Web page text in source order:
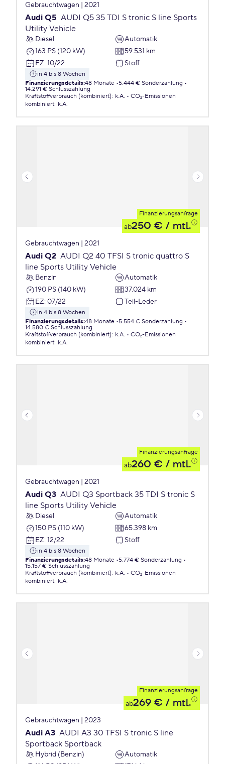
Gebrauchtwagen | 2021
Audi Q5 AUDI Q5 35 TDI S tronic S line Sports
Utility Vehicle
Diesel
Automatik
163 PS (120 kW)
59.531 km
EZ: 10/22 Stoff
in 4 bis 8 Wochen
Finanzierungsdetails:48 Monate 5.444 € Sonderzahlung
14.291 € Schlusszahlung
Kraftstoffverbrauch (kombiniert): k.A.
CO₂-Emissionen
kombiniert: k.A.
Finanzierungsanfrage
ab250 € / mtl.
Gebrauchtwagen | 2021
Audi Q2 AUDI Q2 40 TFSI S tronic quattro S
line Sports Utility Vehicle
Benzin
Automatik
190 PS (140 kW)
37.024 km
EZ: 07/22 Teil-Leder
in 4 bis 8 Wochen
Finanzierungsdetails:48 Monate 5.554 € Sonderzahlung
14.580 € Schlusszahlung
Kraftstoffverbrauch (kombiniert): k.A.
CO₂-Emissionen
kombiniert: k.A.
Finanzierungsanfrage
ab260 € / mtl.
Gebrauchtwagen | 2021
Audi Q3 AUDI Q3 Sportback 35 TDI S tronic S
line Sports Utility Vehicle
Diesel
Automatik
150 PS (110 kW)
65.398 km
EZ: 12/22 Stoff
in 4 bis 8 Wochen
Finanzierungsdetails:48 Monate 5.774 € Sonderzahlung
15.157 € Schlusszahlung
Kraftstoffverbrauch (kombiniert): k.A.
CO₂-Emissionen
kombiniert: k.A.
Finanzierungsanfrage
ab269 € / mtl.
Gebrauchtwagen | 2023
Audi A3 AUDI A3 30 TFSI S tronic S line
Sportback Sportback
Hybrid (Benzin)
Automatik